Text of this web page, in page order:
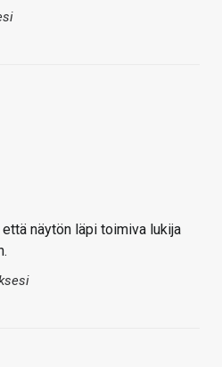
näytön läpi toimiva lukija